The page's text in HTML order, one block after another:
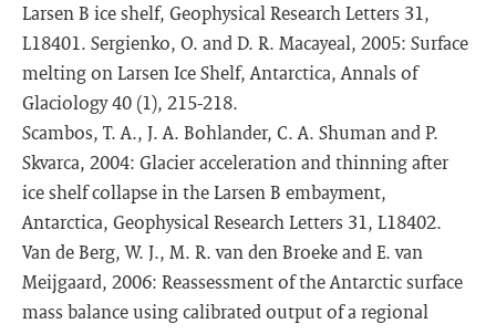
Larsen B ice shelf, Geophysical Research Letters 31,
L18401. Sergienko, O. and D. R. Macayeal, 2005: Surface
melting on Larsen Ice Shelf, Antarctica, Annals of
Glaciology 40 (1), 215-218.
Scambos, T. A., J. A. Bohlander, C. A. Shuman and P.
Skvarca, 2004: Glacier acceleration and thinning after
ice shelf collapse in the Larsen B embayment,
Antarctica, Geophysical Research Letters 31, L18402.
Van de Berg, W. J., M. R. van den Broeke and E. van
Meijgaard, 2006: Reassessment of the Antarctic surface
mass balance using calibrated output of a regional